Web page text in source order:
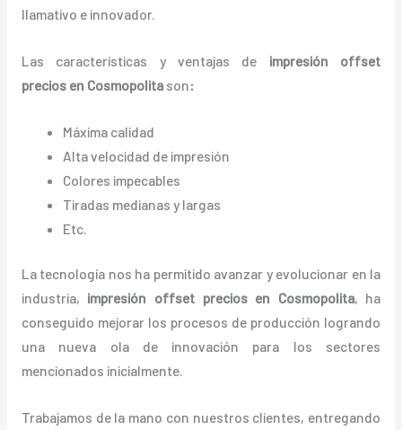
llamativo e innovador.
Las características y ventajas de impresión offset
precios en Cosmopolita son:
Máxima calidad
Alta velocidad de impresión
Colores impecables
Tiradas medianas y largas
Etc.
La tecnología nos ha permitido avanzar y evolucionar en la
industria, impresión offset preciosen Cosmopolita, ha
conseguido mejorar los procesos de producción logrando
una nueva ola de innovación para los sectores
mencionados inicialmente.
Trabajamos de la mano con nuestros clientes, entregando